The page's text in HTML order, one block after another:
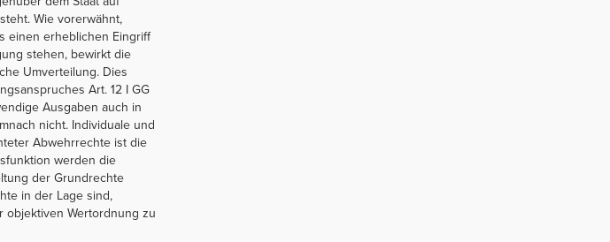
Wie vorerwähnt,
einen erheblichen Eingriff
stehen, bewirkt die
Umverteilung. Dies
Art. 12 I GG
Ausgaben auch in
nicht. Individuale und
Abwehrrechte ist die
werden die
der Grundrechte
in der Lage sind,
objektiven Wertordnung zu